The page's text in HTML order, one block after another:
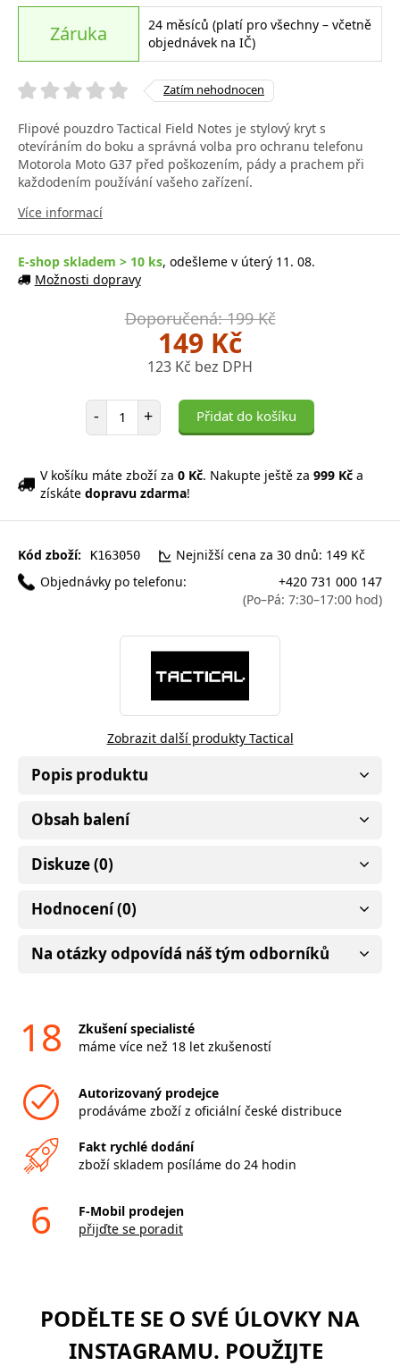
Záruka
24 měsíců (platí pro všechny – včetně
objednávek na IČ)
Zatím nehodnocen
Flipové pouzdro Tactical Field Notes je stylový kryt s
otevíráním do boku a správná volba pro ochranu telefonu
Motorola Moto G37 před poškozením, pády a prachem při
každodením používání vašeho zařízení.
Více informací
E-shop skladem > 10 ks, odešleme v úterý 11. 08.
Možnosti dopravy
Doporučená: 199 Kč
149 Kč
123 Kč bez DPH
- Počet položek
+ Přidat do košíku
V košíku máte zboží za 0 Kč. Nakupte ještě za 999 Kč a
získáte dopravu zdarma!
Kód zboží: K163050
Nejnižší cena za 30 dnů: 149 Kč
Objednávky po telefonu:
+420 731 000 147
(Po–Pá: 7:30–17:00 hod)
Zobrazit další produkty Tactical
Popis produktu
Obsah balení
Diskuze (0)
Hodnocení (0)
Na otázky odpovídá náš tým odborníků
18
Zkušení specialisté
máme více než 18 let zkušeností
Autorizovaný prodejce
prodáváme zboží z oficiální české distribuce
Fakt rychlé dodání
zboží skladem posíláme do 24 hodin
6
F-Mobil prodejen
přijďte se poradit
PODĚLTE SE O SVÉ ÚLOVKY NA
INSTAGRAMU. POUŽIJTE